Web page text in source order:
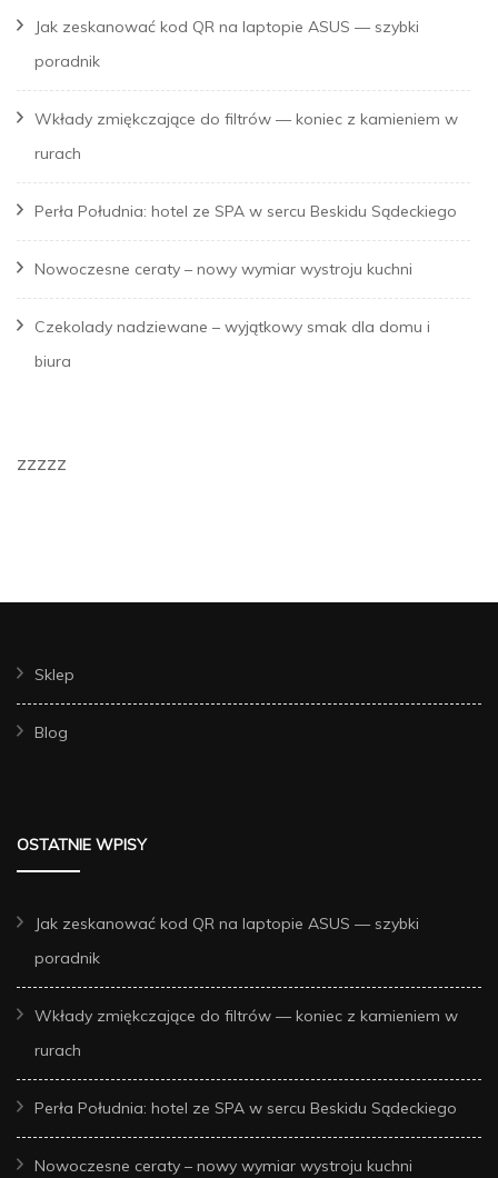
Jak zeskanować kod QR na laptopie ASUS — szybki
poradnik
Wkłady zmiękczające do filtrów — koniec z kamieniem w
rurach
Perła Południa: hotel ze SPA w sercu Beskidu Sądeckiego
Nowoczesne ceraty – nowy wymiar wystroju kuchni
Czekolady nadziewane – wyjątkowy smak dla domu i
biura
zzzzz
Sklep
Blog
OSTATNIE WPISY
Jak zeskanować kod QR na laptopie ASUS — szybki
poradnik
Wkłady zmiękczające do filtrów — koniec z kamieniem w
rurach
Perła Południa: hotel ze SPA w sercu Beskidu Sądeckiego
Nowoczesne ceraty – nowy wymiar wystroju kuchni